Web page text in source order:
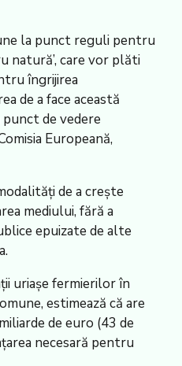
la punct reguli pentru
natură’, care vor plăti
îngrijirea
de a face această
de vedere
Europeană,
de a crește
mediului, fără a
epuizate de alte
uriașe fermierilor în
estimează că are
de euro (43 de
necesară pentru